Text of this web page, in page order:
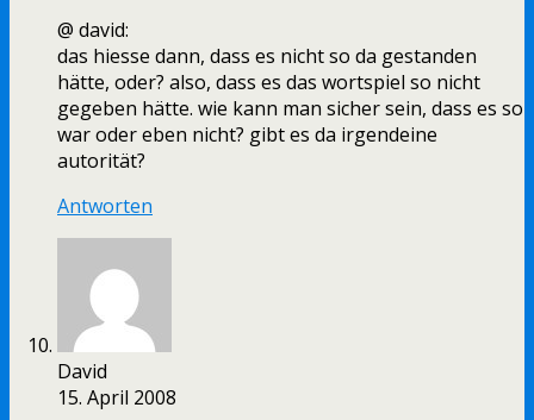
@ david:
das hiesse dann, dass es nicht so da gestanden
hätte, oder? also, dass es das wortspiel so nicht
gegeben hätte. wie kann man sicher sein, dass es so
war oder eben nicht? gibt es da irgendeine
autorität?
Antworten
David
15. April 2008